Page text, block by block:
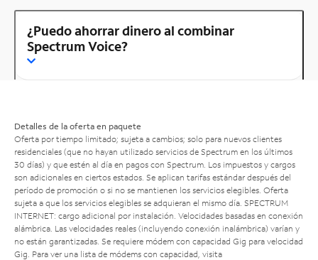
¿Puedo ahorrar dinero al combinar
Spectrum Voice?
Detalles de la oferta en paquete
Oferta por tiempo limitado; sujeta a cambios; solo para nuevos clientes
residenciales (que no hayan utilizado servicios de Spectrum en los últimos
30 días) y que estén al día en pagos con Spectrum. Los impuestos y cargos
son adicionales en ciertos estados. Se aplican tarifas estándar después del
período de promoción o si no se mantienen los servicios elegibles. Oferta
sujeta a que los servicios elegibles se adquieran el mismo día. SPECTRUM
INTERNET: cargo adicional por instalación. Velocidades basadas en conexión
alámbrica. Las velocidades reales (incluyendo conexión inalámbrica) varían y
no están garantizadas. Se requiere módem con capacidad Gig para velocidad
Gig. Para ver una lista de módems con capacidad, visita